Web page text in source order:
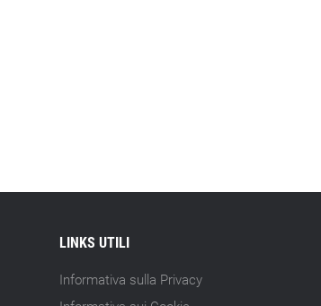
LINKS UTILI
Informativa sulla Privacy